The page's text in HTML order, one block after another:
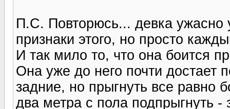
П.С. Повторюсь... девка ужасно
признаки этого, но просто
И так мило то, что она боится
Она уже до него почти достает
задние, но прыгнуть все равно
два метра с пола подпрыгнуть -